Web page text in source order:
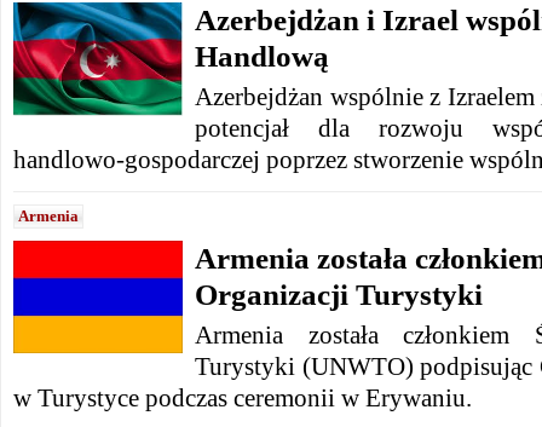
Azerbejdżan i Izrael
Handlową
Azerbejdżan wspólnie z
potencjał dla rozwoju
handlowo-gospodarczej poprzez stworzenie
Armenia
Armenia została
Organizacji Turystyki
Armenia została członkiem
Turystyki (UNWTO)
w Turystyce podczas ceremonii w Erywaniu.